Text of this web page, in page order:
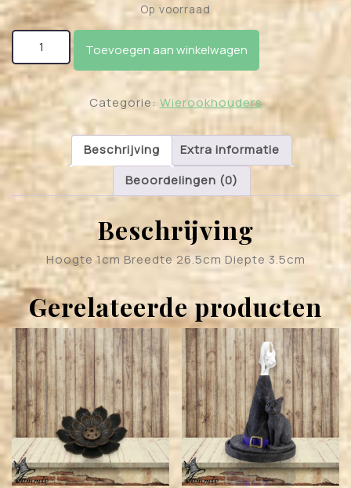
Op voorraad
Mangohout Zon Wierookhouder aantal
Toevoegen aan winkelwagen
Categorie: Wierookhouders
Beschrijving
Extra informatie
Beoordelingen (0)
Beschrijving
Hoogte 1cm Breedte 26.5cm Diepte 3.5cm
Gerelateerde producten